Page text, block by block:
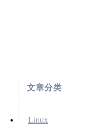
文章分类
Linux